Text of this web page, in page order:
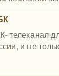
телеканал
и не